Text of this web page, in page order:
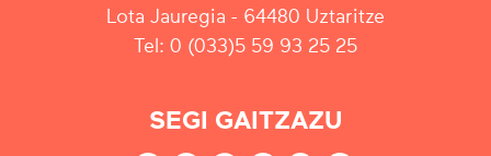
Lota Jauregia - 64480 Uztaritze
Tel: 0 (033)5 59 93 25 25
SEGI GAITZAZU